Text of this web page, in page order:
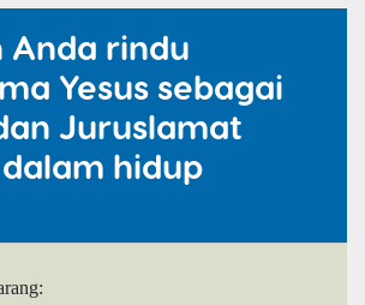
Anda rindu
Yesus sebagai
Juruslamat
hidup